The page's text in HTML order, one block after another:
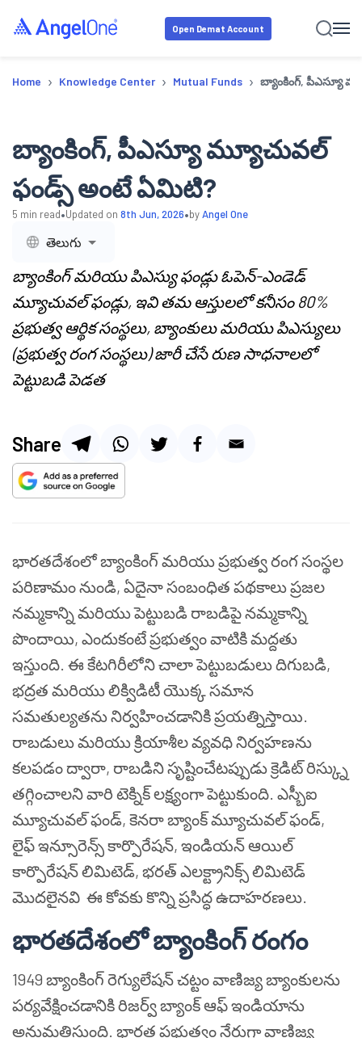
Open Demat Account
Home › Knowledge Center › Mutual Funds › బ్యాంకింగ్, పీఎస్యూ
బ్యాంకింగ్, పీఎస్యూ మ్యూచువల్
ఫండ్స్ అంటే ఏమిటి?
5 min read•Updated on 8th Jun, 2026•byAngel One
తెలుగు
బ్యాంకింగ్ మరియు పిఎస్యు ఫండ్లు ఓపెన్-ఎండెడ్
మ్యూచువల్ ఫండ్లు, ఇవి తమ ఆస్తులలో కనీసం 80%
ప్రభుత్వ ఆర్థిక సంస్థలు, బ్యాంకులు మరియు పిఎస్యులు
(ప్రభుత్వ రంగ సంస్థలు) జారీ చేసే రుణ సాధనాలలో
పెట్టుబడి పెడత
Share
భారతదేశంలో బ్యాంకింగ్ మరియు ప్రభుత్వ రంగ సంస్థల
పరిణామం నుండి, ఏదైనా సంబంధిత పథకాలు ప్రజల
నమ్మకాన్ని మరియు పెట్టుబడి రాబడిపై నమ్మకాన్ని
పొందాయి, ఎందుకంటే ప్రభుత్వం వాటికి మద్దతు
ఇస్తుంది. ఈ కేటగిరీలోని చాలా పెట్టుబడులు దిగుబడి,
భద్రత మరియు లిక్విడిటీ యొక్క సమాన
సమతుల్యతను నిర్వహించడానికి ప్రయత్నిస్తాయి.
రాబడులు మరియు క్రియాశీల వ్యవధి నిర్వహణను
కలపడం ద్వారా, రాబడిని సృష్టించేటప్పుడు క్రెడిట్ రిస్క్ను
తగ్గించాలని వారి టెక్నిక్ లక్ష్యంగా పెట్టుకుంది. ఎస్బీఐ
మ్యూచువల్ ఫండ్, కెనరా బ్యాంక్ మ్యూచువల్ ఫండ్,
లైఫ్ ఇన్సూరెన్స్ కార్పొరేషన్, ఇండియన్ ఆయిల్
కార్పొరేషన్ లిమిటెడ్, భరత్ ఎలక్ట్రానిక్స్ లిమిటెడ్
మొదలైనవి ఈ కోవకు కొన్ని ప్రసిద్ధ ఉదాహరణలు.
భారతదేశంలో బ్యాంకింగ్ రంగం
1949 బ్యాంకింగ్ రెగ్యులేషన్ చట్టం వాణిజ్య బ్యాంకులను
పర్యవేక్షించడానికి రిజర్వ్ బ్యాంక్ ఆఫ్ ఇండియాను
అనుమతిస్తుంది. భారత ప్రభుత్వం నేరుగా వాణిజ్య